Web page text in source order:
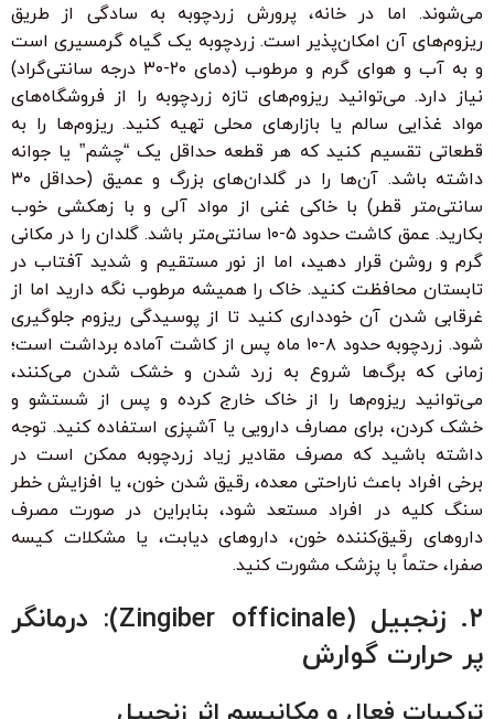
می‌شوند. اما در خانه، پرورش زردچوبه به سادگی از طریق
ریزوم‌های آن امکان‌پذیر است. زردچوبه یک گیاه گرمسیری است
و به آب و هوای گرم و مرطوب (دمای ۲۰-۳۰ درجه سانتی‌گراد)
نیاز دارد. می‌توانید ریزوم‌های تازه زردچوبه را از فروشگاه‌های
مواد غذایی سالم یا بازارهای محلی تهیه کنید. ریزوم‌ها را به
قطعاتی تقسیم کنید که هر قطعه حداقل یک “چشم” یا جوانه
داشته باشد. آن‌ها را در گلدان‌های بزرگ و عمیق (حداقل ۳۰
سانتی‌متر قطر) با خاکی غنی از مواد آلی و با زهکشی خوب
بکارید. عمق کاشت حدود ۵-۱۰ سانتی‌متر باشد. گلدان را در مکانی
گرم و روشن قرار دهید، اما از نور مستقیم و شدید آفتاب در
تابستان محافظت کنید. خاک را همیشه مرطوب نگه دارید اما از
غرقابی شدن آن خودداری کنید تا از پوسیدگی ریزوم جلوگیری
شود. زردچوبه حدود ۸-۱۰ ماه پس از کاشت آماده برداشت است؛
زمانی که برگ‌ها شروع به زرد شدن و خشک شدن می‌کنند،
می‌توانید ریزوم‌ها را از خاک خارج کرده و پس از شستشو و
خشک کردن، برای مصارف دارویی یا آشپزی استفاده کنید. توجه
داشته باشید که مصرف مقادیر زیاد زردچوبه ممکن است در
برخی افراد باعث ناراحتی معده، رقیق شدن خون، یا افزایش خطر
سنگ کلیه در افراد مستعد شود، بنابراین در صورت مصرف
داروهای رقیق‌کننده خون، داروهای دیابت، یا مشکلات کیسه
صفرا، حتماً با پزشک مشورت کنید.
۲. زنجبیل (Zingiber officinale): درمانگر
پر حرارت گوارش